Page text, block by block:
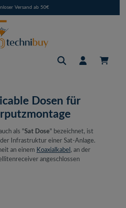
Versand ab 50€
Dosen für
als "Sat Dose" bezeichnet, ist
Infrastruktur einer Sat-Anlage.
an einem Koaxialkabel , an der
angeschlossen